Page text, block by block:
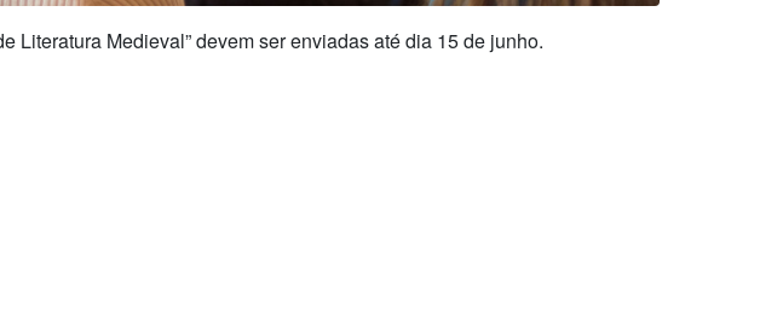
Literatura Medieval” devem ser enviadas até dia 15 de junho.